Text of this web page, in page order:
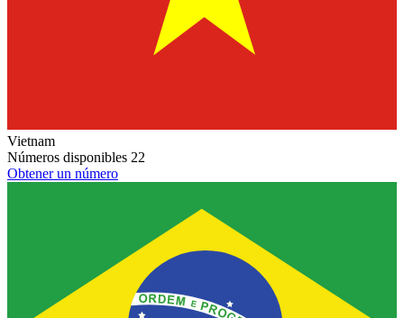
Vietnam
Números disponibles 22
Obtener un número